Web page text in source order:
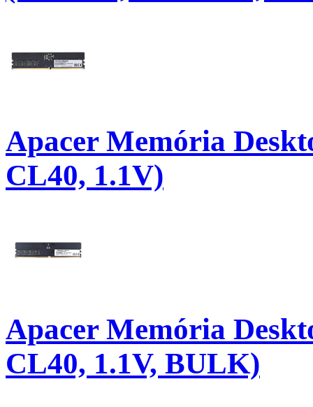
Apacer Memória
CL40, 1.1V)
Apacer Memória
CL40, 1.1V, BULK)